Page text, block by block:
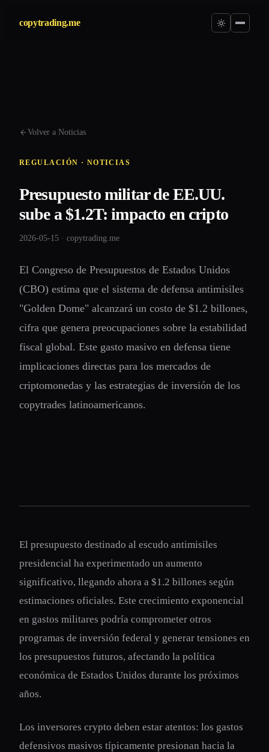
copytrading.me
Volver a Noticias
REGULACIÓN · NOTICIAS
Presupuesto militar de EE.UU.
sube a $1.2T: impacto en cripto
2026-05-15 · copytrading.me
El Congreso de Presupuestos de Estados Unidos
(CBO) estima que el sistema de defensa antimisiles
"Golden Dome" alcanzará un costo de $1.2 billones,
cifra que genera preocupaciones sobre la estabilidad
fiscal global. Este gasto masivo en defensa tiene
implicaciones directas para los mercados de
criptomonedas y las estrategias de inversión de los
copytrades latinoamericanos.
El presupuesto destinado al escudo antimisiles
presidencial ha experimentado un aumento
significativo, llegando ahora a $1.2 billones según
estimaciones oficiales. Este crecimiento exponencial
en gastos militares podría comprometer otros
programas de inversión federal y generar tensiones en
los presupuestos futuros, afectando la política
económica de Estados Unidos durante los próximos
años.
Los inversores crypto deben estar atentos: los gastos
defensivos masivos típicamente presionan hacia la